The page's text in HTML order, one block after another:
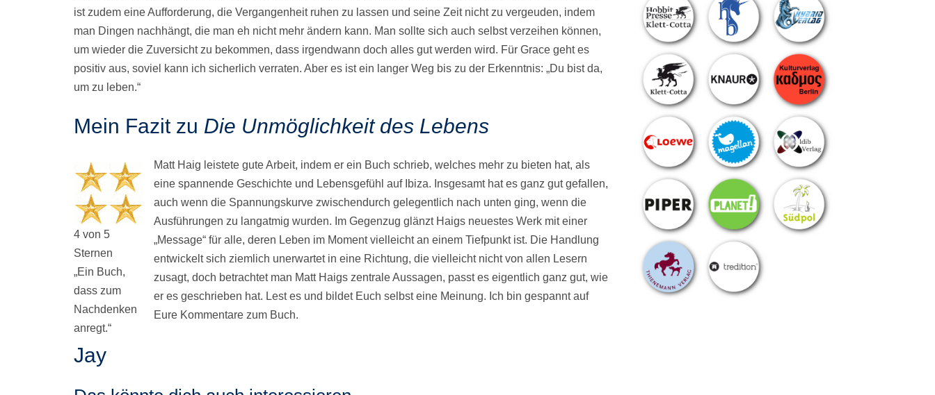
ist zudem eine Aufforderung, die Vergangenheit ruhen zu lassen und seine Zeit nicht zu vergeuden, indem
man Dingen nachhängt, die man eh nicht mehr ändern kann. Man sollte sich auch selbst verzeihen können,
um wieder die Zuversicht zu bekommen, dass irgendwann doch alles gut werden wird. Für Grace geht es
positiv aus, soviel kann ich sicherlich verraten. Aber es ist ein langer Weg bis zu der Erkenntnis: „Du bist da,
um zu leben.“
Mein Fazit zu Die Unmöglichkeit des Lebens
4 von 5
Sternen
„Ein Buch,
dass zum
Nachdenken
anregt.“
Matt Haig leistete gute Arbeit, indem er ein Buch schrieb, welches mehr zu bieten hat, als
eine spannende Geschichte und Lebensgefühl auf Ibiza. Insgesamt hat es ganz gut gefallen,
auch wenn die Spannungskurve zwischendurch gelegentlich nach unten ging, wenn die
Ausführungen zu langatmig wurden. Im Gegenzug glänzt Haigs neuestes Werk mit einer
„Message“ für alle, deren Leben im Moment vielleicht an einem Tiefpunkt ist. Die Handlung
entwickelt sich ziemlich unerwartet in eine Richtung, die vielleicht nicht von allen Lesern
zusagt, doch betrachtet man Matt Haigs zentrale Aussagen, passt es eigentlich ganz gut, wie
er es geschrieben hat. Lest es und bildet Euch selbst eine Meinung. Ich bin gespannt auf
Eure Kommentare zum Buch.
Jay